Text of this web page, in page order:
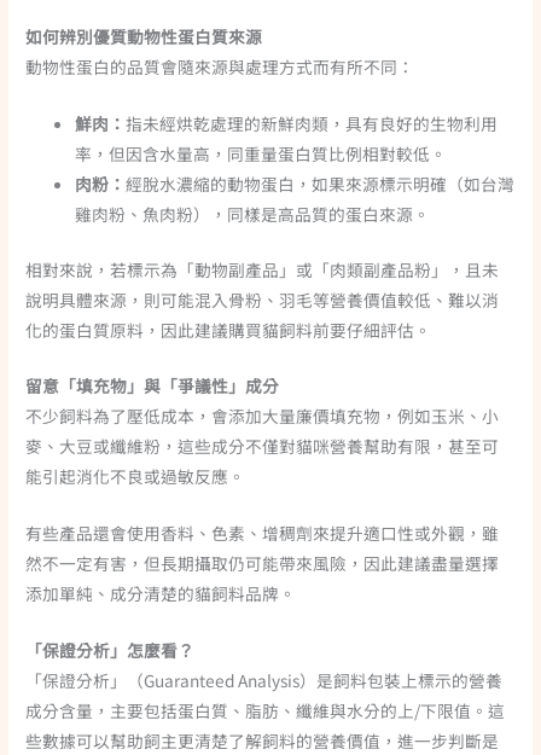
如何辨別優質動物性蛋白質來源
動物性蛋白的品質會隨來源與處理方式而有所不同：
鮮肉：指未經烘乾處理的新鮮肉類，具有良好的生物利用
率，但因含水量高，同重量蛋白質比例相對較低。
肉粉：經脫水濃縮的動物蛋白，如果來源標示明確（如台灣
雞肉粉、魚肉粉），同樣是高品質的蛋白來源。
相對來說，若標示為「動物副產品」或「肉類副產品粉」，且未
說明具體來源，則可能混入骨粉、羽毛等營養價值較低、難以消
化的蛋白質原料，因此建議購買貓飼料前要仔細評估。
留意「填充物」與「爭議性」成分
不少飼料為了壓低成本，會添加大量廉價填充物，例如玉米、小
麥、大豆或纖維粉，這些成分不僅對貓咪營養幫助有限，甚至可
能引起消化不良或過敏反應。
有些產品還會使用香料、色素、增稠劑來提升適口性或外觀，雖
然不一定有害，但長期攝取仍可能帶來風險，因此建議盡量選擇
添加單純、成分清楚的貓飼料品牌。
「保證分析」怎麼看？
「保證分析」（Guaranteed Analysis）是飼料包裝上標示的營養
成分含量，主要包括蛋白質、脂肪、纖維與水分的上/下限值。這
些數據可以幫助飼主更清楚了解飼料的營養價值，進一步判斷是